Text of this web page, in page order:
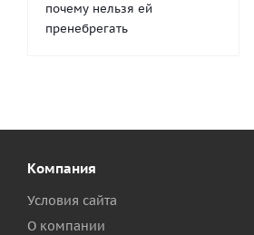
почему нельзя ей
пренебрегать
Компания
Условия сайта
О компании